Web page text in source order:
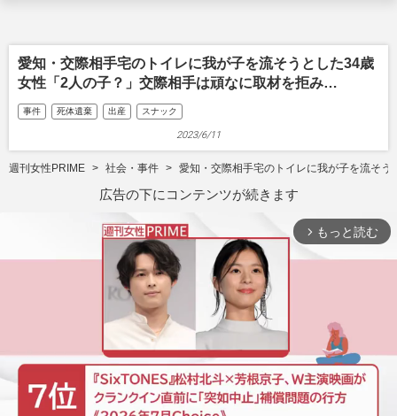
愛知・交際相手宅のトイレに我が子を流そうとした34歳
女性「2人の子？」交際相手は頑なに取材を拒み…
事件 死体遺棄 出産 スナック
2023/6/11
週刊女性PRIME 社会・事件 愛知・交際相手宅のトイレに我が子を流そ
広告の下にコンテンツが続きます
arrow_forward_ios もっと読む